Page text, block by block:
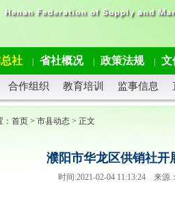
社 省社概况 政策法规 文
合作组织 教育培训 监事信息
首页 > 市县动态 > 正文
濮阳市华龙区供销社开
时间:2021-02-04 11:13:24 来